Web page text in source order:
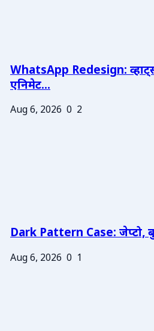
WhatsApp Redesign:
एनिमेट...
Aug 6, 2026 0 2
Dark Pattern Case: जेप्टो,
Aug 6, 2026 0 1